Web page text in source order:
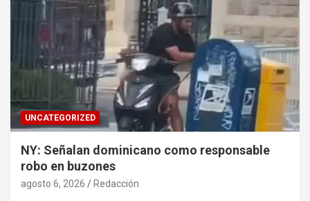
UNCATEGORIZED
NY: Señalan dominicano como responsable
robo en buzones
agosto 6, 2026 Redacción